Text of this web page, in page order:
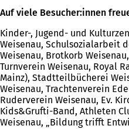
Auf viele Besucher:innen
Kinder-, Jugend- und
Weisenau, Schulsozialarbeit
Weisenau, Brotkorb
Turnverein Weisenau, Royal
Mainz), Stadtteilbücherei
Weisenau, Trachtenverein
Ruderverein Weisenau, Ev.
Kids&Grufti-Band, Athleten
Weisenau, „Bildung trifft